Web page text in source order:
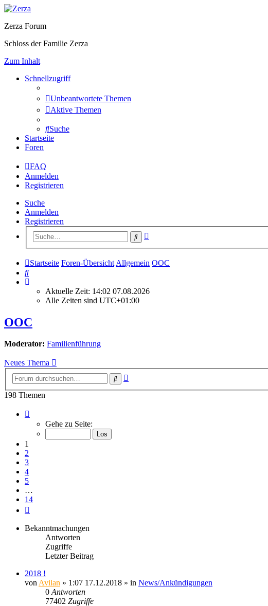
Zerza Forum
Schloss der Familie Zerza
Zum Inhalt
Schnellzugriff
Unbeantwortete Themen
Aktive Themen
Suche
Startseite
Foren
FAQ
Anmelden
Registrieren
Suche
Anmelden
Registrieren
Suche
Startseite Foren-Übersicht Allgemein OOC
Suche
Aktuelle Zeit: 14:02 07.08.2026
Alle Zeiten sind UTC+01:00
OOC
Moderator: Familienführung
Neues Thema
Suche
198 Themen
von
Gehe zu Seite:
1
2
3
4
5
…
14
Bekanntmachungen
Antworten
Zugriffe
Letzter Beitrag
2018 !
von Avilan » 1:07 17.12.2018 » in News/Ankündigungen
0 Antworten
77402 Zugriffe